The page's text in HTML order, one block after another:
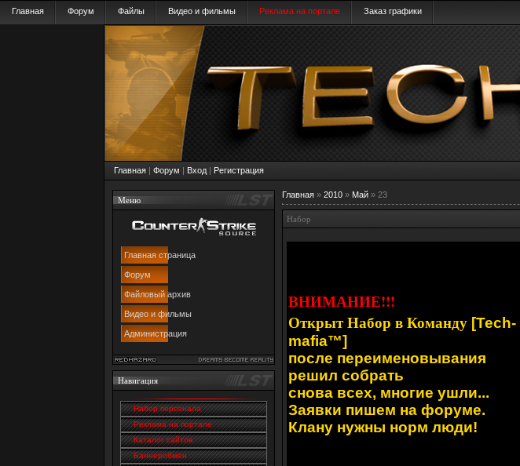
Главная Форум Файлы Видео и фильмы Реклама на портале Заказ графики
Главная | Форум | Вход | Регистрация
Меню
Главная страница
Форум
Файловый архив
Видео и фильмы
Администрация
Навигация
Набор персонала
Реклама на портале
Каталог сайтов
Баннеробмен
Главная » 2010 » Май » 23
Набор
ВНИМАНИЕ!!!
Открыт Набор в Команду [Tech-
mafia™]
после переименовывания
решил собрать
снова всех, многие ушли...
Заявки пишем на форуме.
Клану нужны норм люди!